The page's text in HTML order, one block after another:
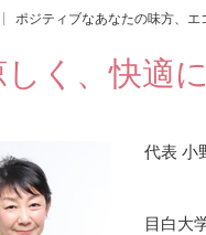
ポジティブなあなたの味方、エ
く、快適に
代表 小
目白大